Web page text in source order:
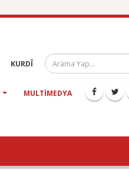
KURDÎ
MULTIMEDYA